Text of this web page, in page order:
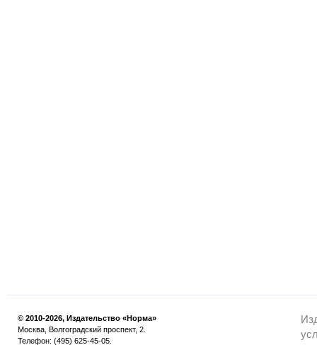
© 2010-2026, Издательство «Норма»
Москва, Волгоградский проспект, 2.
Телефон: (495) 625-45-05.